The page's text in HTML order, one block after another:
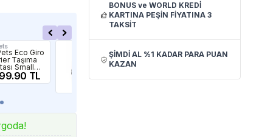
Eco Giro
Taşıma
Small
Yeşil TL
Zampa Stroll
Kedi Köpek
Puseti Gri
55Kg
13,599.90
BONUS ve WORLD KREDİ
KARTINA PEŞİN FİYATINA 3
TAKSİT
ŞİMDİ AL %1 KADAR PARA PUAN
KAZAN